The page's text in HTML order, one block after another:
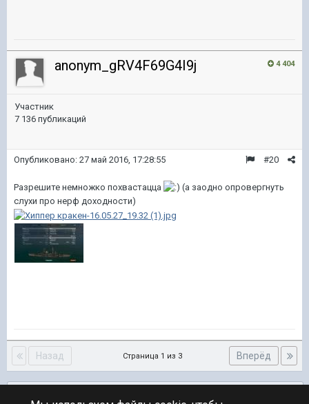
4 404
anonym_gRV4F69G4I9j
Участник
7 136 публикаций
#20
Опубликовано: 27 май 2016, 17:28:55
Разрешите немножко похвастацца
(а заодно опровергнуть
слухи про нерф доходности)
Назад Вперёд
Страница 1 из 3